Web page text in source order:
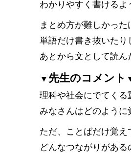
わかりやすく書けるよ
まとめ方が難しかった
単語だけ書き抜いたり
あとから文として読ん
▼ 先生のコメント
理科や社会にでてくる
みなさんはどのように
ただ、ことばだけ覚え
どんなつながりがある